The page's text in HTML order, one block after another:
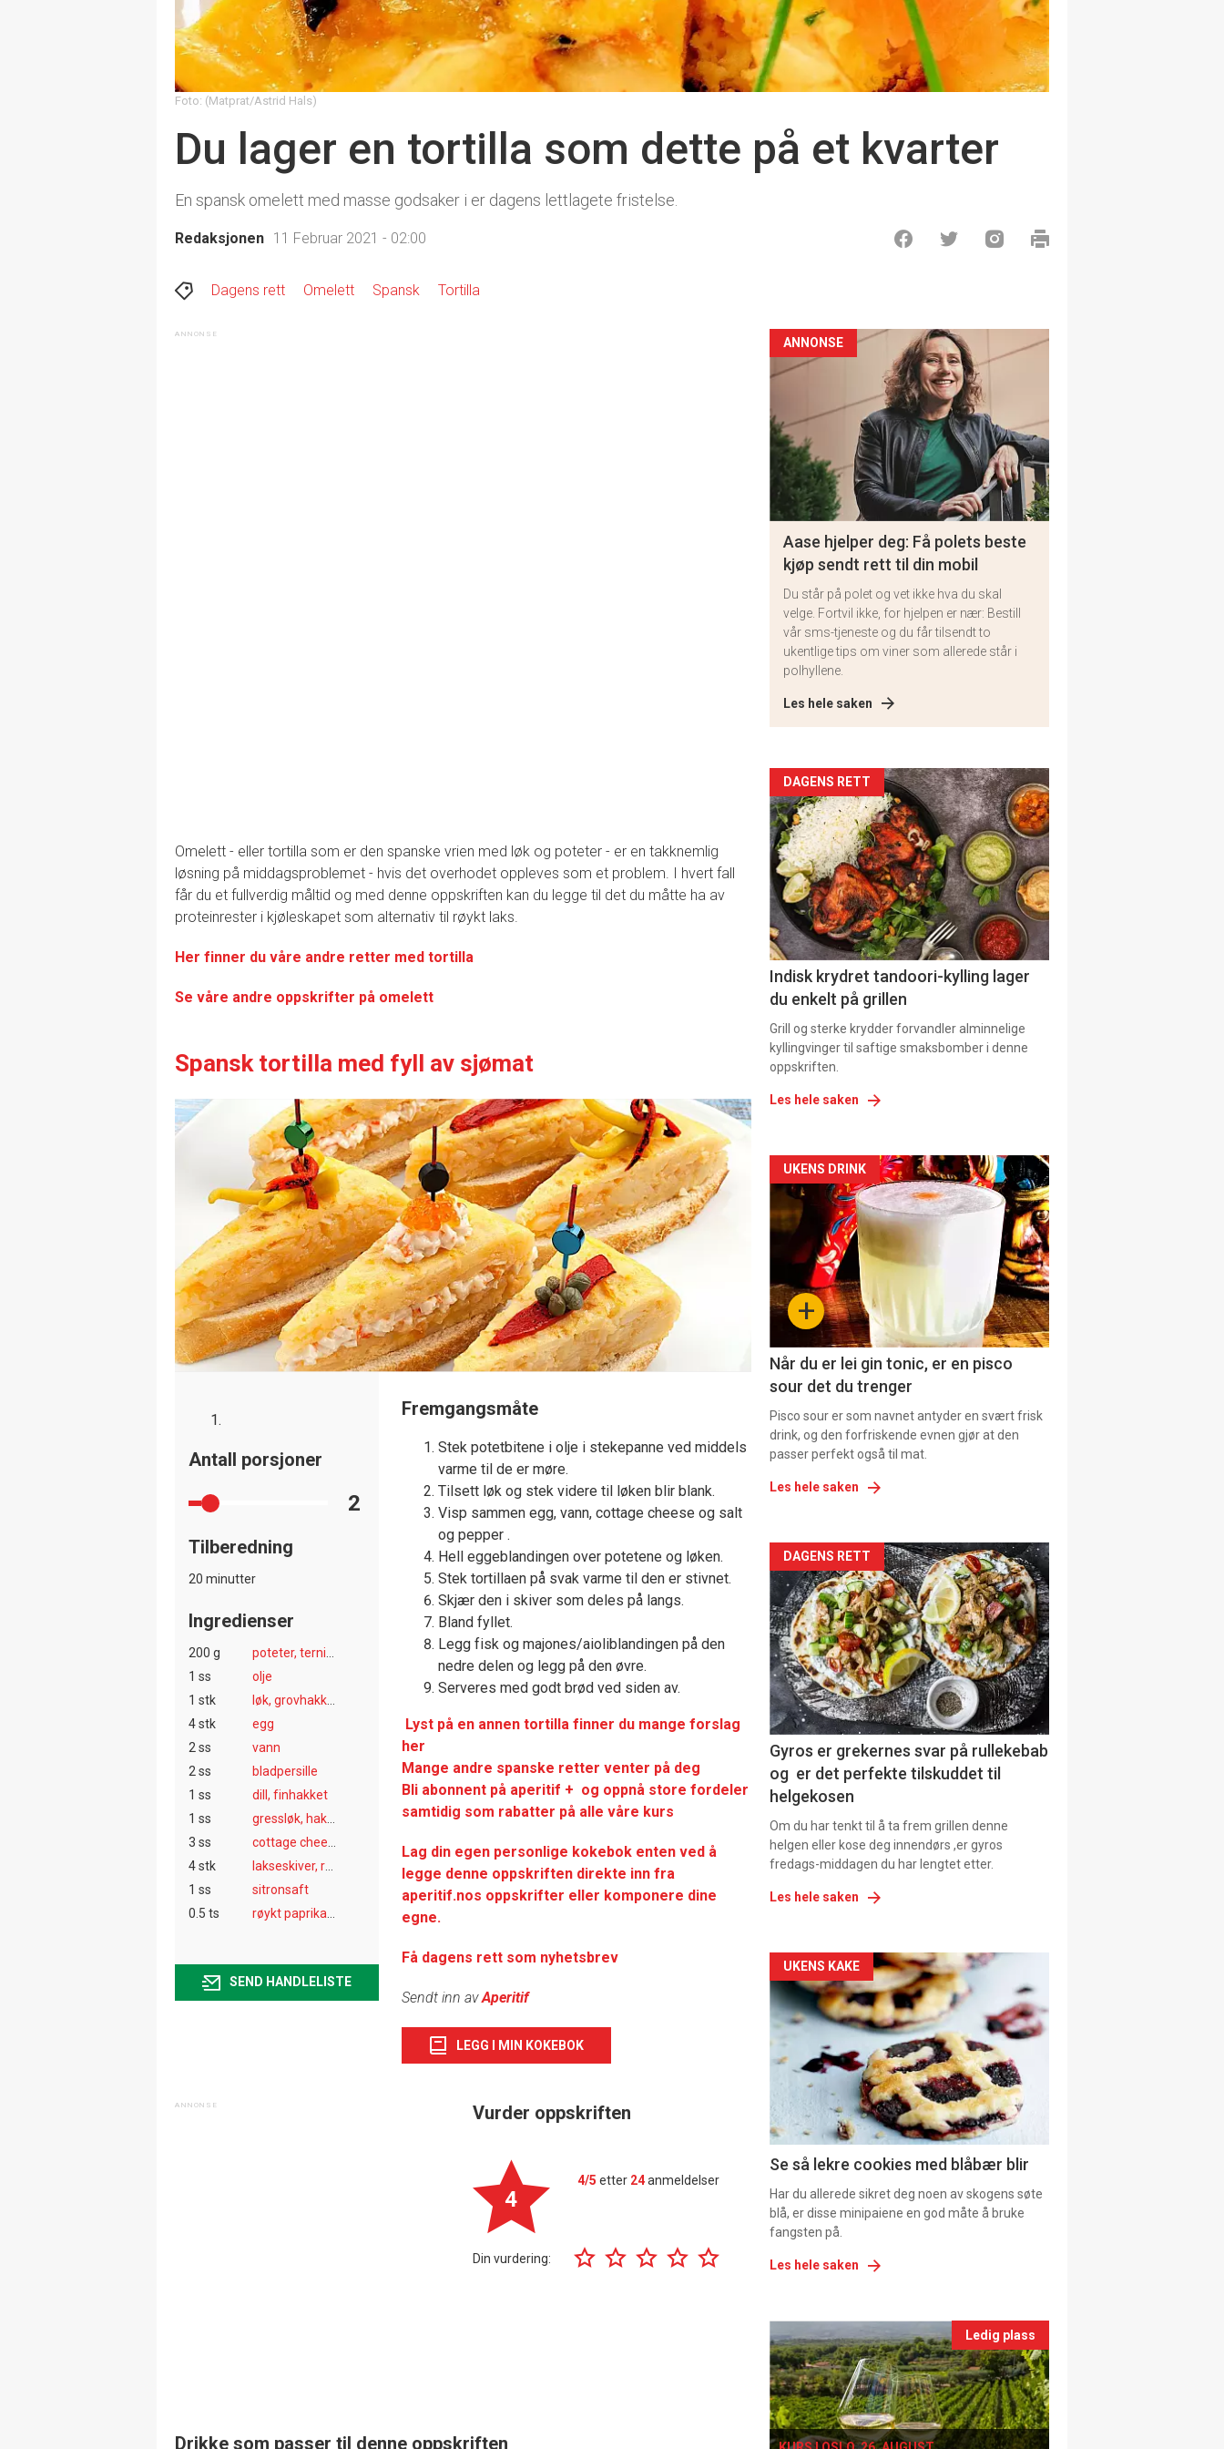
Foto: (Matprat/Astrid Hals)
Du lager en tortilla som dette på et kvarter
En spansk omelett med masse godsaker i er dagens lettlagete fristelse.
Redaksjonen 11 Februar 2021 - 02:00
Dagens rett Omelett Spansk Tortilla
Omelett - eller tortilla som er den spanske vrien med løk og poteter - er en takknemlig
løsning på middagsproblemet - hvis det overhodet oppleves som et problem. I hvert fall
får du et fullverdig måltid og med denne oppskriften kan du legge til det du måtte ha av
proteinrester i kjøleskapet som alternativ til røykt laks.
Her finner du våre andre retter med tortilla
Se våre andre oppskrifter på omelett
Spansk tortilla med fyll av sjømat
Antall porsjoner
2
Tilberedning
20 minutter
Ingredienser
200 g
1 ss
olje
1 stk
4 stk
egg
2 ss
vann
2 ss
bladpersille
1 ss
dill, finhakket
1 ss
3 ss
4 stk
1 ss
sitronsaft
0.5 ts
SEND HANDLELISTE
Fremgangsmåte
Stek potetbitene i olje i stekepanne ved middels
varme til de er møre.
Tilsett løk og stek videre til løken blir blank.
Visp sammen egg, vann, cottage cheese og salt
og pepper .
Hell eggeblandingen over potetene og løken.
Stek tortillaen på svak varme til den er stivnet.
Skjær den i skiver som deles på langs.
Bland fyllet.
Legg fisk og majones/aioliblandingen på den
nedre delen og legg på den øvre.
Serveres med godt brød ved siden av.
Lyst på en annen tortilla finner du mange forslag
her
Mange andre spanske retter venter på deg
Bli abonnent på aperitif + og oppnå store fordeler
samtidig som rabatter på alle våre kurs
Lag din egen personlige kokebok enten ved å
legge denne oppskriften direkte inn fra
aperitif.nos oppskrifter eller komponere dine
egne.
Få dagens rett som nyhetsbrev
Sendt inn avAperitif
LEGG I MIN KOKEBOK
Vurder oppskriften
4
4/5 etter 24anmeldelser
Din vurdering:
Drikke som passer til denne oppskriften
ANNONSE
Aase hjelper deg: Få polets beste
kjøp sendt rett til din mobil
Du står på polet og vet ikke hva du skal
velge. Fortvil ikke, for hjelpen er nær: Bestill
vår sms-tjeneste og du får tilsendt to
ukentlige tips om viner som allerede står i
polhyllene.
Les hele saken
Artikler
detail
-
section
11
DAGENS RETT
Indisk krydret tandoori-kylling lager
du enkelt på grillen
Grill og sterke krydder forvandler alminnelige
kyllingvinger til saftige smaksbomber i denne
oppskriften.
Les hele saken
Artikler
detail
section
11
Dagens
rett
+
UKENS DRINK
Når du er lei gin tonic, er en pisco
sour det du trenger
Pisco sour er som navnet antyder en svært frisk
drink, og den forfriskende evnen gjør at den
passer perfekt også til mat.
Les hele saken
Artikler
detail
-
section
11
Dagens
rett
2
DAGENS RETT
Gyros er grekernes svar på rullekebab
og er det perfekte tilskuddet til
helgekosen
Om du har tenkt til å ta frem grillen denne
helgen eller kose deg innendørs ,er gyros
fredags-middagen du har lengtet etter.
Les hele saken
Artikler
detail
-
section
11
Ukens
vin
UKENS KAKE
Se så lekre cookies med blåbær blir
Har du allerede sikret deg noen av skogens søte
blå, er disse minipaiene en god måte å bruke
fangsten på.
Les hele saken
Events
single
Ledig plass